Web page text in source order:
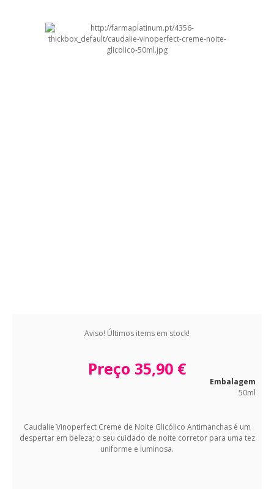
Aviso! Últimos items em stock!
Preço 35,90 €
Embalagem
50ml
Caudalie Vinoperfect Creme de Noite Glicólico Antimanchas é um
despertar em beleza; o seu cuidado de noite corretor para uma tez
uniforme e luminosa.